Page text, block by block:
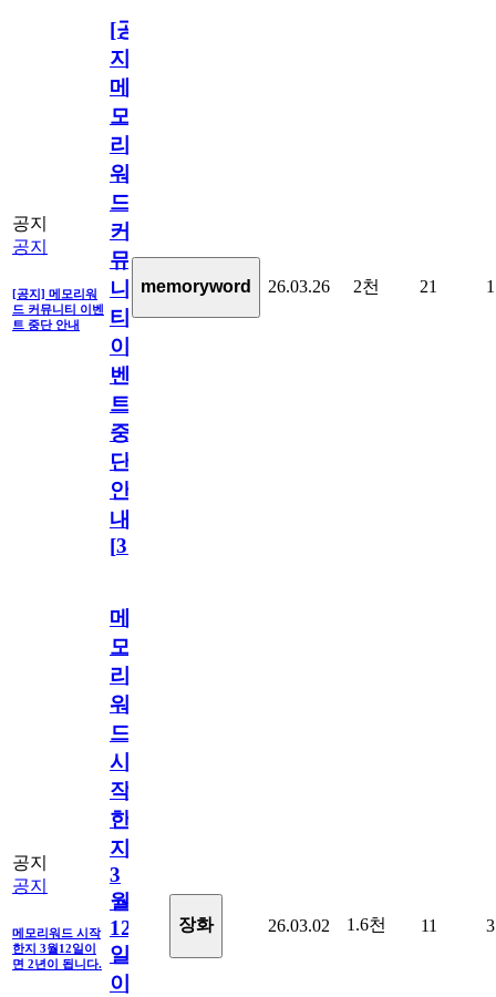
공지
공지
[공지] 메모리워
드 커뮤니티 이벤
트 중단 안내
[공
지]
메
모
리
워
드
커
뮤
니
티
이
벤
트
중
단
안
내
[31
memoryword 26.03.26 2천 21 1
공지
공지
메모리워드 시작
한지 3월12일이
면 2년이 됩니다.
메
모
리
워
드
시
작
한
지
3
월
12
일
이
장화 26.03.02 1.6천 11 3